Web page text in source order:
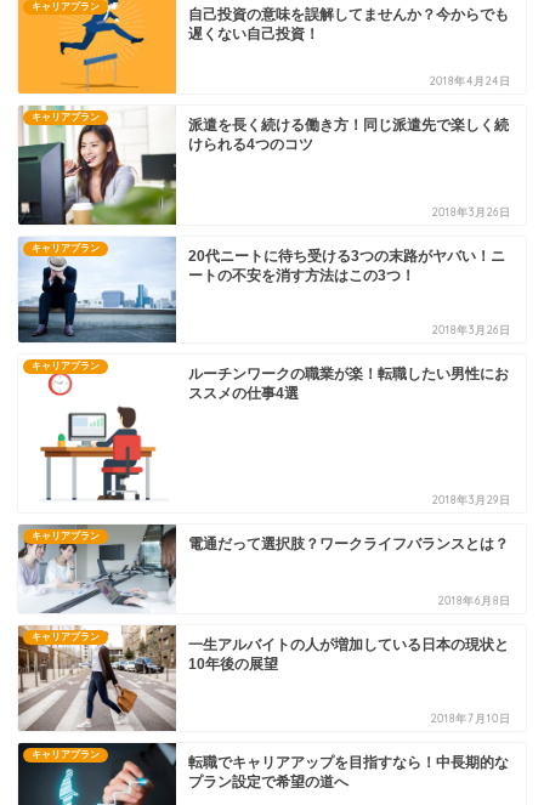
キャリアプラン
自己投資の意味を誤解してませんか？今からでも
遅くない自己投資！
2018年4月24日
キャリアプラン
派遣を長く続ける働き方！同じ派遣先で楽しく続
けられる4つのコツ
2018年3月26日
キャリアプラン
20代ニートに待ち受ける3つの末路がヤバい！ニ
ートの不安を消す方法はこの3つ！
2018年3月26日
キャリアプラン
ルーチンワークの職業が楽！転職したい男性にお
ススメの仕事4選
2018年3月29日
キャリアプラン 電通だって選択肢？ワークライフバランスとは？
2018年6月8日
キャリアプラン
一生アルバイトの人が増加している日本の現状と
10年後の展望
2018年7月10日
キャリアプラン
転職でキャリアアップを目指すなら！中長期的な
プラン設定で希望の道へ